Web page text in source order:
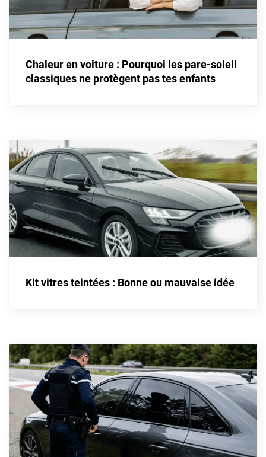
Alfa Romeo
Aston Martin
Buick
Byd
Cadillac
Changan
Chevrolet
Chrysler
Dacia
Daewoo
Daihatsu
Dodge
Dongfeng
Chaleur en voiture : Pourquoi les pare-soleil
classiques ne protègent pas tes enfants
Kit vitres teintées : Bonne ou mauvaise idée